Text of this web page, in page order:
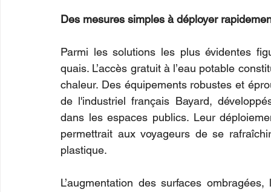
Des mesures simples à déployer
Parmi les solutions les plus évidentes
quais. L’accès gratuit à l’eau potable
chaleur. Des équipements robustes et
de l'industriel français Bayard,
dans les espaces publics. Leur
permettrait aux voyageurs de se
plastique.
L’augmentation des surfaces